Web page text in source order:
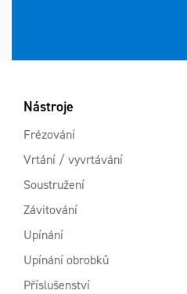
Nástroje
Frézování
Vrtání / vyvrtávání
Soustružení
Závitování
Upínání
Upínání obrobků
Příslušenství